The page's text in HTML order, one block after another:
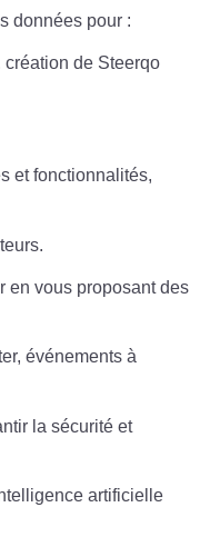
données pour :
création de Steerqo
et fonctionnalités,
en vous proposant des
événements à
la sécurité et
artificielle